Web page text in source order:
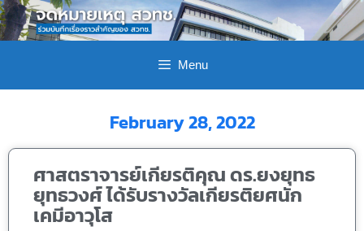
Menu
February 28, 2022
ศาสตราจารย์เกียรติคุณ ดร.ยงยุทธ
ยุทธวงศ์ ได้รับรางวัลเกียรติยศนัก
เคมีอาวุโส